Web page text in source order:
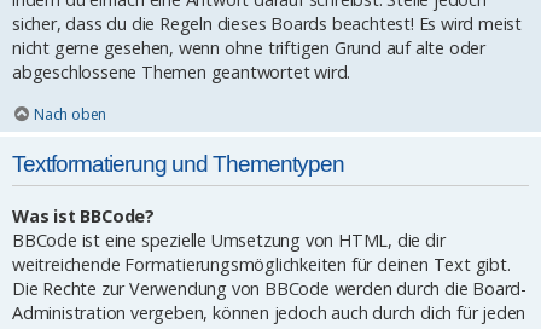
sicher, dass du die Regeln dieses Boards beachtest! Es wird meist
nicht gerne gesehen, wenn ohne triftigen Grund auf alte oder
abgeschlossene Themen geantwortet wird.
Nach oben
Textformatierung und Thementypen
Was ist BBCode?
BBCode ist eine spezielle Umsetzung von HTML, die dir
weitreichende Formatierungsmöglichkeiten für deinen Text gibt.
Die Rechte zur Verwendung von BBCode werden durch die Board-
Administration vergeben, können jedoch auch durch dich für jeden